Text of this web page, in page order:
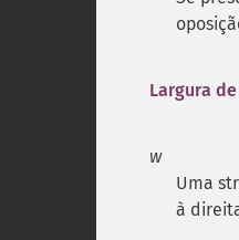
Largura
w
Uma
à